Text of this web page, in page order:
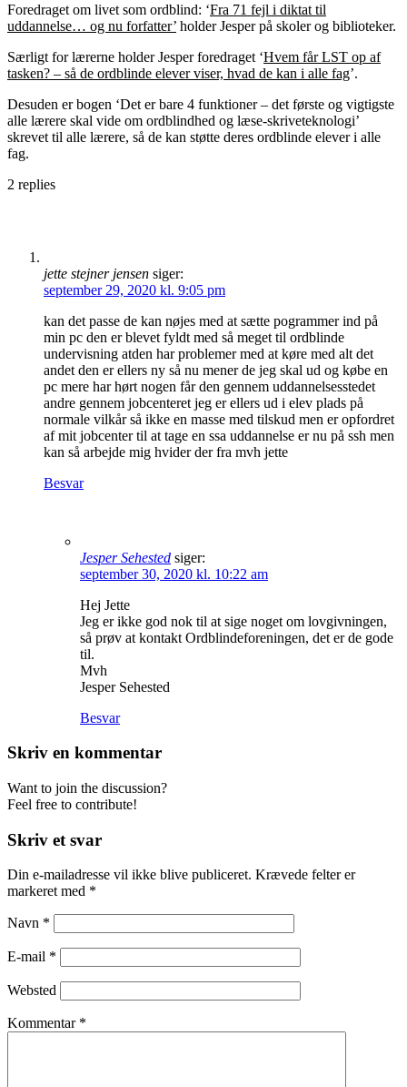
Foredraget om livet som ordblind: ‘Fra 71 fejl i diktat til
uddannelse… og nu forfatter’ holder Jesper på skoler og biblioteker.
Særligt for lærerne holder Jesper foredraget ‘Hvem får LST op af
tasken? – så de ordblinde elever viser, hvad de kan i alle fag’.
Desuden er bogen ‘Det er bare 4 funktioner – det første og vigtigste
alle lærere skal vide om ordblindhed og læse-skriveteknologi’
skrevet til alle lærere, så de kan støtte deres ordblinde elever i alle
fag.
2 replies
jette stejner jensen siger:
september 29, 2020 kl. 9:05 pm
kan det passe de kan nøjes med at sætte pogrammer ind på
min pc den er blevet fyldt med så meget til ordblinde
undervisning atden har problemer med at køre med alt det
andet den er ellers ny så nu mener de jeg skal ud og købe en
pc mere har hørt nogen får den gennem uddannelsesstedet
andre gennem jobcenteret jeg er ellers ud i elev plads på
normale vilkår så ikke en masse med tilskud men er opfordret
af mit jobcenter til at tage en ssa uddannelse er nu på ssh men
kan så arbejde mig hvider der fra mvh jette
Besvar
Jesper Sehested siger:
september 30, 2020 kl. 10:22 am
Hej Jette
Jeg er ikke god nok til at sige noget om lovgivningen,
så prøv at kontakt Ordblindeforeningen, det er de gode
til.
Mvh
Jesper Sehested
Besvar
Skriv en kommentar
Want to join the discussion?
Feel free to contribute!
Skriv et svar
Din e-mailadresse vil ikke blive publiceret. Krævede felter er
markeret med *
Navn *
E-mail *
Websted
Kommentar *